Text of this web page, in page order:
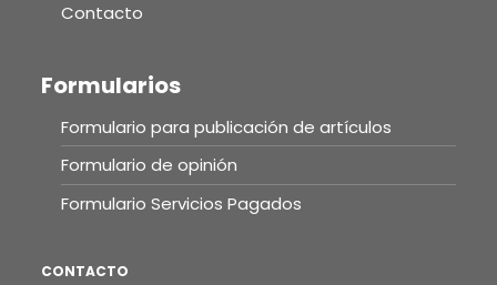
Contacto
Formularios
Formulario para publicación de artículos
Formulario de opinión
Formulario Servicios Pagados
CONTACTO